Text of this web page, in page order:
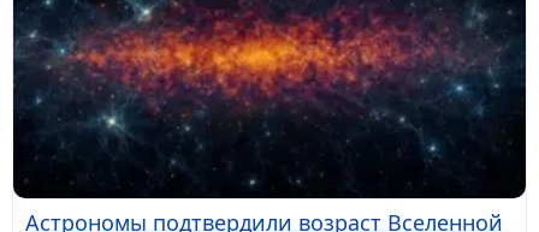
Астрономы подтвердили возраст Вселенной